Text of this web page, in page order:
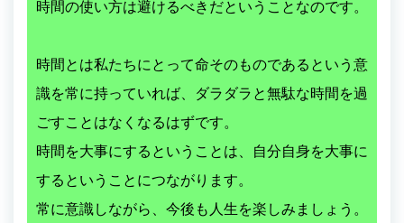
時間の使い方は避けるべきだということなのです。
時間とは私たちにとって命そのものであるという意
識を常に持っていれば、ダラダラと無駄な時間を過
ごすことはなくなるはずです。
時間を大事にするということは、自分自身を大事に
するということにつながります。
常に意識しながら、今後も人生を楽しみましょう。